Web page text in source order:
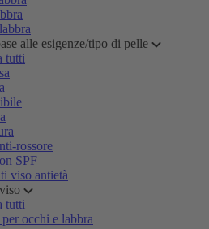
alle esigenze/tipo di pelle
tutti
rossore
SPF
viso antietà
tutti
occhi e labbra